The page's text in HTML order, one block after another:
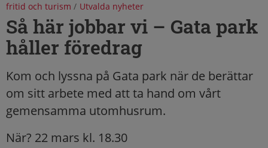
fritid och turism / Utvalda nyheter
Så här jobbar vi – Gata park
håller föredrag
Kom och lyssna på Gata park när de berättar
om sitt arbete med att ta hand om vårt
gemensamma utomhusrum.
När? 22 mars kl. 18.30